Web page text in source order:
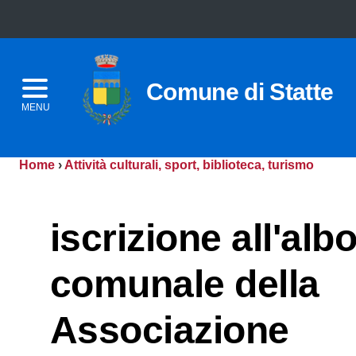
MENU
Comune di Statte
Home › Attività culturali, sport, biblioteca, turismo
iscrizione
comunale della
Associazione